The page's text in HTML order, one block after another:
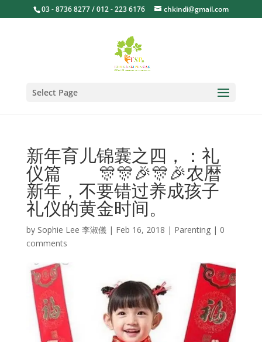
03 - 8736 8277 / 012 - 223 6176 chkindi@gmail.com
Select Page
新年育儿锦囊之四，：礼
仪篇 🎊🎊🎉🎊🎉农暦
新年，不要错过养成孩子
礼仪的黄金时间。
by Sophie Lee 李淑儀| Feb 16, 2018 | Parenting| 0
comments